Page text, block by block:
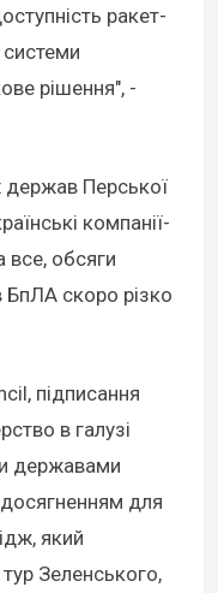
ракет-
системи
рішення", -
Перської
компанії-
обсяги
БпЛА скоро різко
підписання
в галузі
державами
для
який
Зеленського,